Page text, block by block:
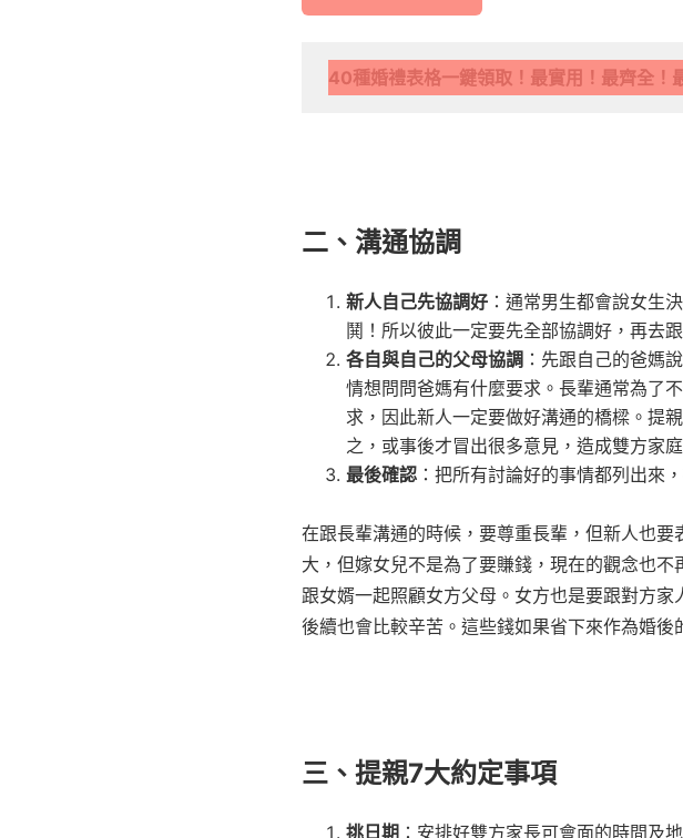
40種婚禮表格一鍵領取！最實用！最齊全！
二、溝通協調
新人自己先協調好 ：通常男生都會說女生
鬨！所以彼此一定要先全部協調好，再去
各自與自己的父母協調 ：先跟自己的爸媽
情想問問爸媽有什麼要求。長輩通常為了
求，因此新人一定要做好溝通的橋樑。提
之，或事後才冒出很多意見，造成雙方家
最後確認 ：把所有討論好的事情都列出來
在跟長輩溝通的時候，要尊重長輩，但新人也
大，但嫁女兒不是為了要賺錢，現在的觀念也
跟女婿一起照顧女方父母。女方也是要跟對方
後續也會比較辛苦。這些錢如果省下來作為婚後
三、提親7大約定事項
挑日期 ：安排好雙方家長可會面的時間及